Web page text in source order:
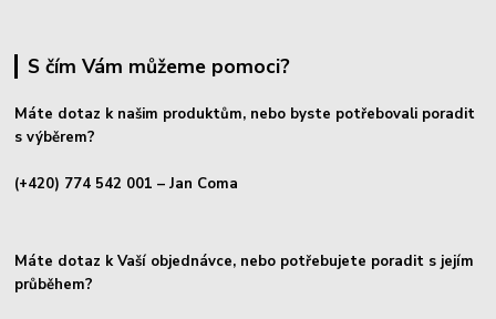
S čím Vám můžeme pomoci?
Máte dotaz k našim produktům, nebo byste potřebovali poradit
s výběrem?
(+420) 774 542 001 – Jan Coma
Máte dotaz k Vaší objednávce, nebo potřebujete poradit s jejím
průběhem?